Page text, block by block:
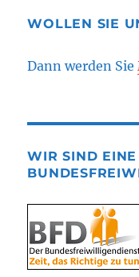
WOLLEN SIE
Dann werden Sie
WIR SIND EINE